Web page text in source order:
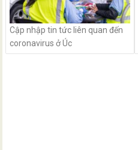
Cập nhập tin tức liên quan đến
coronavirus ở Úc